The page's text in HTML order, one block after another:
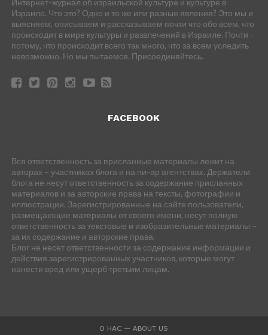
Интернет-журнал об израильской культуре и культуре в
Израиле. Что это? Одно и то же или разные явления? Это мы и
выясняем, описываем и рассказываем почти что обо всем, что
происходит в мире культуры и развлечений в Израиле. Почти -
потому, что происходит всего так много, что за всем уследить
невозможно. Но мы пытаемся. Присоединяйтесь.
FACEBOOK
Вся ответственность за присланные материалы лежит на
авторах – участниках блога и на пи-ар агентствах. Держатели
блога не несут ответственность за содержание присланных
материалов и за авторские права на тексты, фотографии и
иллюстрации. Зарегистрированные на сайте пользователи,
размещающие материалы от своего имени, несут полную
ответственность за текстовые и изобразительные материалы –
за их содержание и авторские права.
Блог не несет ответственности за содержание информации и
действия зарегистрированных участников, которые могут
нанести вред или ущерб третьим лицам.
О НАС — ABOUT US